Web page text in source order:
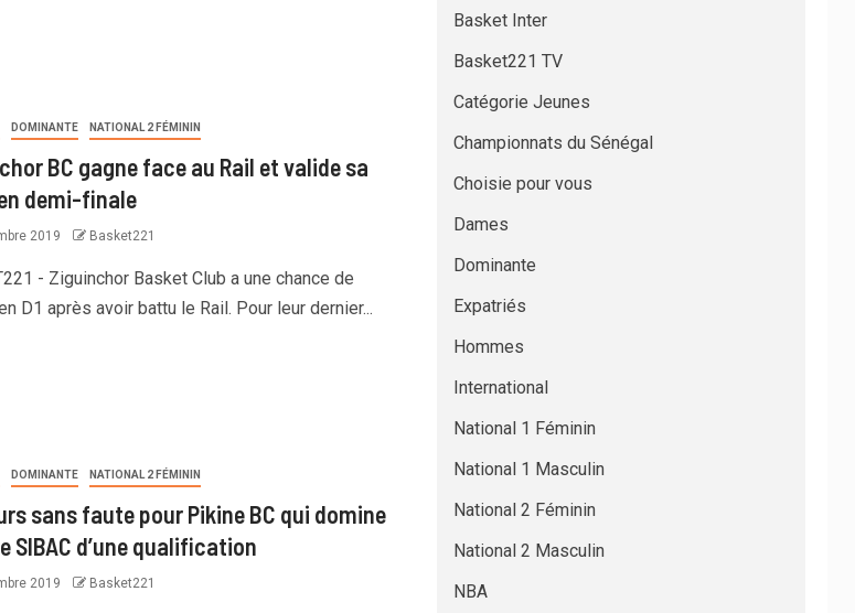
DOMINANTE NATIONAL 2 FÉMININ
BC gagne face au Rail et valide sa
demi-finale
2019 Basket221
- Ziguinchor Basket Club a une chance de
D1 après avoir battu le Rail. Pour leur dernier...
DOMINANTE NATIONAL 2 FÉMININ
sans faute pour Pikine BC qui domine
SIBAC d’une qualification
2019 Basket221
Basket Inter
Basket221 TV
Catégorie Jeunes
Championnats du Sénégal
Choisie pour vous
Dames
Dominante
Expatriés
Hommes
International
National 1 Féminin
National 1 Masculin
National 2 Féminin
National 2 Masculin
NBA